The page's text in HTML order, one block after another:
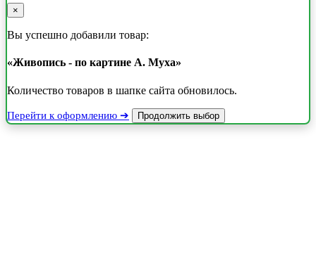
×
Вы успешно добавили товар:
«Живопись - по картине А. Муха»
Количество товаров в шапке сайта обновилось.
Перейти к оформлению ➔ Продолжить выбор